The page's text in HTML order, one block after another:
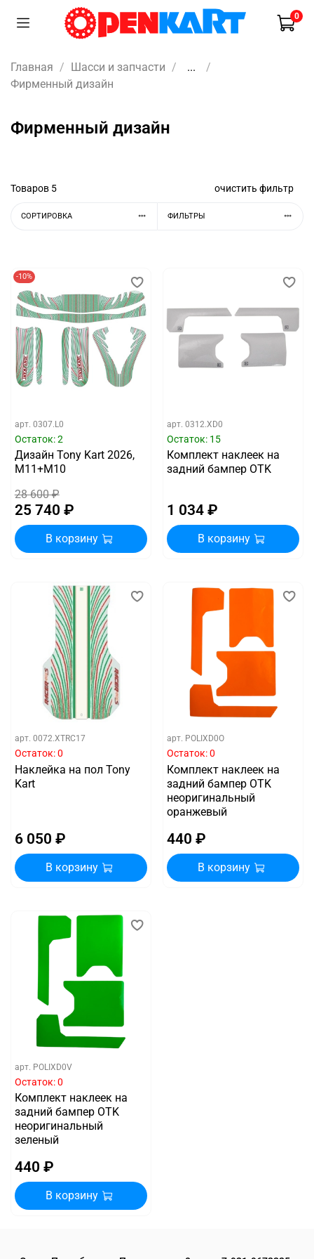
0
Главная Шасси и запчасти
...
Фирменный дизайн
Фирменный дизайн
Товаров 5 очистить фильтр
СОРТИРОВКА ФИЛЬТРЫ
-10%
арт. 0307.L0
Остаток: 2
Дизайн Tony Kart 2026,
M11+M10
28 600 ₽
25 740 ₽
В корзину
арт. 0312.XD0
Остаток: 15
Комплект наклеек на
задний бампер OTK
1 034 ₽
В корзину
арт. 0072.XTRC17
Остаток: 0
Наклейка на пол Tony
Kart
6 050 ₽
В корзину
арт. POLIXD0O
Остаток: 0
Комплект наклеек на
задний бампер OTK
неоригинальный
оранжевый
440 ₽
В корзину
арт. POLIXD0V
Остаток: 0
Комплект наклеек на
задний бампер OTK
неоригинальный
зеленый
440 ₽
В корзину